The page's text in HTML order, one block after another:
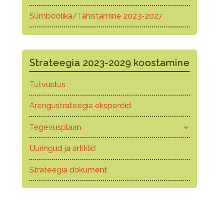
Sümboolika/Tähistamine 2023-2027
Strateegia 2023-2029 koostamine
Tutvustus
Arengustrateegia eksperdid
Tegevusplaan
Uuringud ja artiklid
Strateegia dokument